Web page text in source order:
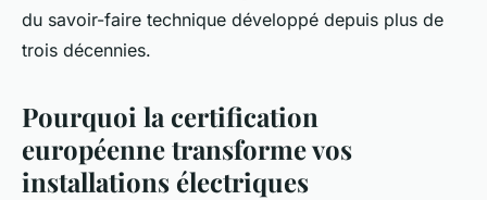
du savoir-faire technique développé depuis plus de
trois décennies.
Pourquoi la certification
européenne transforme vos
installations électriques